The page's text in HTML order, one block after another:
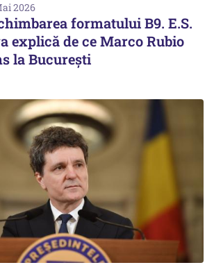
2026
formatului B9. E.S.
explică de ce Marco Rubio
la Bucureşti